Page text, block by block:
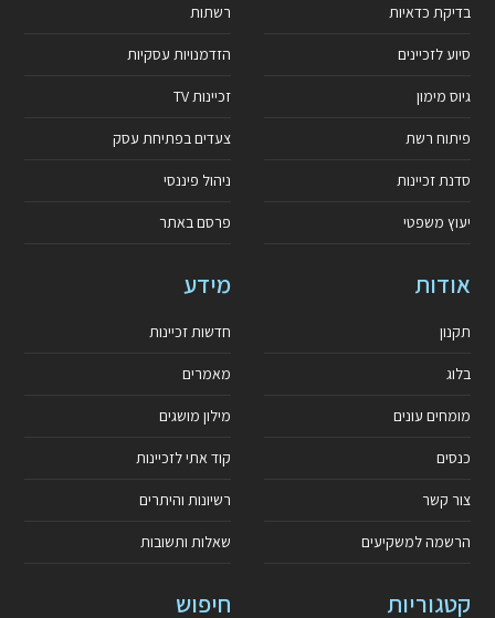
בדיקת כדאיות
סיוע לזכיינים
גיוס מימון
פיתוח רשת
סדנת זכיינות
יעוץ משפטי
רשתות
הזדמנויות עסקיות
זכיינות TV
צעדים בפתיחת עסק
ניהול פיננסי
פרסם באתר
אודות
תקנון
בלוג
מומחים עונים
כנסים
צור קשר
הרשמה למשקיעים
מידע
חדשות זכיינות
מאמרים
מילון מושגים
קוד אתי לזכיינות
רשיונות והיתרים
שאלות ותשובות
קטגוריות חיפוש